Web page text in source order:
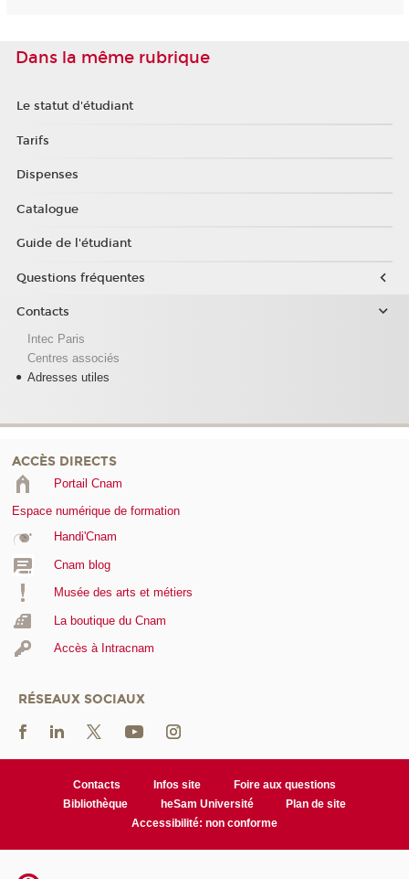
Dans la même rubrique
Le statut d'étudiant
Tarifs
Dispenses
Catalogue
Guide de l'étudiant
Questions fréquentes
Contacts
Intec Paris
Centres associés
Adresses utiles
ACCÈS DIRECTS
Portail Cnam
Espace numérique de formation
Handi'Cnam
Cnam blog
Musée des arts et métiers
La boutique du Cnam
Accès à Intracnam
RÉSEAUX SOCIAUX
Contacts Infos site
Foire aux questions
Bibliothèque
heSam Université
Plan de site
Accessibilité: non conforme